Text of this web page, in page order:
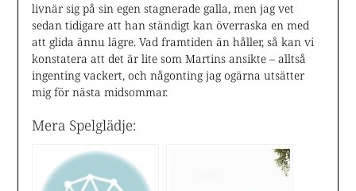
livnär sig på sin egen stagnerade galla, men jag vet
sedan tidigare att han ständigt kan överraska en med
att glida ännu lägre. Vad framtiden än håller, så kan vi
konstatera att det är lite som Martins ansikte – alltså
ingenting vackert, och någonting jag ogärna utsätter
mig för nästa midsommar.
Mera Spelglädje: